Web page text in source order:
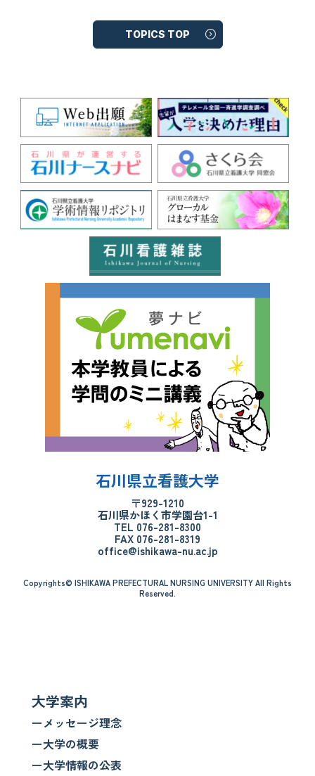
TOPICS TOP
石川県立看護大学
〒929-1210
石川県かほく市学園台1-1
TEL 076-281-8300
FAX 076-281-8319
office@ishikawa-nu.ac.jp
Copyrights© ISHIKAWA PREFECTURAL NURSING UNIVERSITY All Rights
Reserved.
大学案内
ーメッセージ理念
ー大学の概要
ー大学情報の公表